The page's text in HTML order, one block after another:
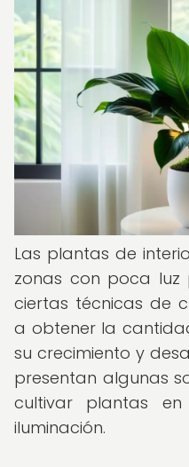
Las plantas de
zonas con poca luz
ciertas técnicas de
a obtener la
su crecimiento y
presentan algunas
cultivar plantas en
iluminación.